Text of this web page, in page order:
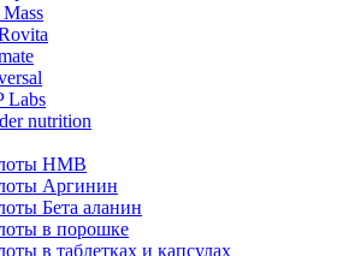
Labs
nutrition
HMB
Аргинин
Бета аланин
в порошке
в таблетках и капсулах